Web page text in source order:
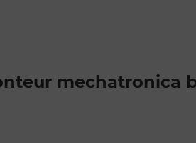
mechatronica